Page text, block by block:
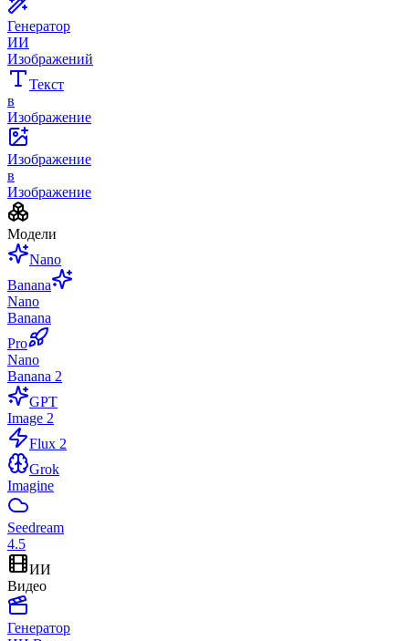
Генератор
ИИ
Изображений
Текст
в
Изображение
Изображение
в
Изображение
Модели
Nano
Banana
Nano
Banana
Pro
Nano
Banana 2
GPT
Image 2
Flux 2
Grok
Imagine
Seedream
4.5
ИИ
Видео
Генератор